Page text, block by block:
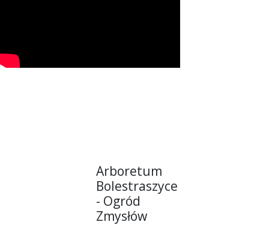
Arboretum
Bolestraszyce
- Ogród
Zmysłów